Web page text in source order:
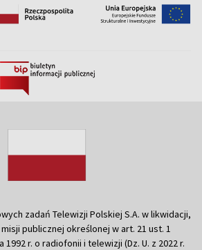
zadań Telewizji Polskiej S.A. w likwidacji,
publicznej określonej w art. 21 ust. 1
1992 r. o radiofonii i telewizji (Dz. U. z 2022 r.